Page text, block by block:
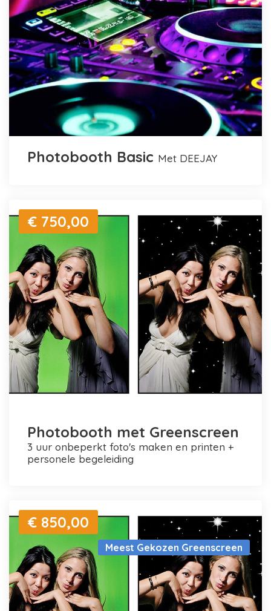
Photobooth Basic met DEEJAY
€ 750,00
Photobooth met Greenscreen
3 uur onbeperkt foto's maken en printen +
personele begeleiding
Meest Gekozen Greenscreen
€ 850,00